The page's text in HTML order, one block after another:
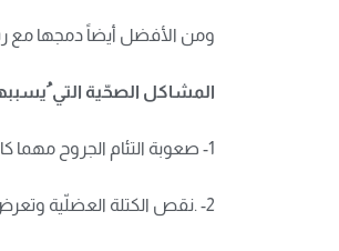
ومن الأفضل أيضاً دمجها مع
المشاكل الصحّية التي
1- صعوبة التئام الجروح مهما كانت بسيطة.
2- .نقص الكتلة العضلّية وتعرض الُمسن للكسور الخطيرة.